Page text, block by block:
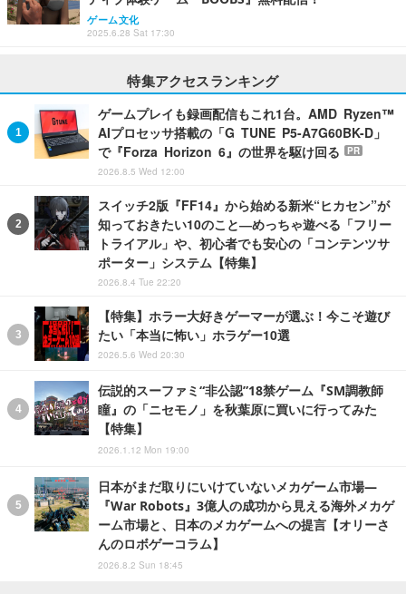
ゲーム文化
2025.6.28 Sat 17:30
特集アクセスランキング
ゲームプレイも録画配信もこれ1台。AMD Ryzen™
AIプロセッサ搭載の「G TUNE P5-A7G60BK-D」
で『Forza Horizon 6』の世界を駆け回る
PR
2026.8.5 Wed 12:00
スイッチ2版『FF14』から始める新米“ヒカセン”が
知っておきたい10のこと―めっちゃ遊べる「フリー
トライアル」や、初心者でも安心の「コンテンツサ
ポーター」システム【特集】
2026.8.4 Tue 22:20
【特集】ホラー大好きゲーマーが選ぶ！今こそ遊び
たい「本当に怖い」ホラゲー10選
2026.5.6 Wed 20:30
伝説的スーファミ“非公認”18禁ゲーム『SM調教師
瞳』の「ニセモノ」を秋葉原に買いに行ってみた
【特集】
2026.1.12 Mon 19:00
日本がまだ取りにいけていないメカゲーム市場―
『War Robots』3億人の成功から見える海外メカゲ
ーム市場と、日本のメカゲームへの提言【オリーさ
んのロボゲーコラム】
2026.8.2 Sun 18:45